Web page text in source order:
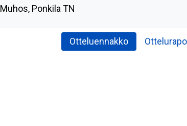
Muhos, Ponkila TN
Otteluennakko